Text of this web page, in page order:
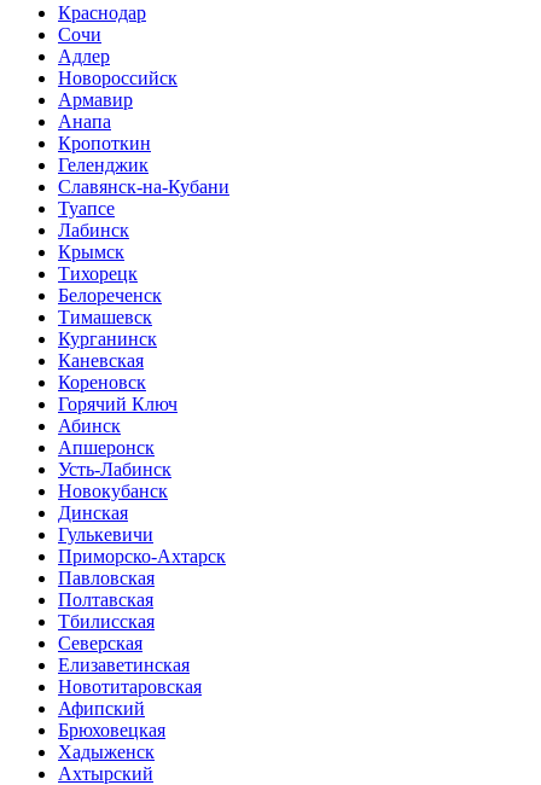
Краснодар
Сочи
Адлер
Новороссийск
Армавир
Анапа
Кропоткин
Геленджик
Славянск-на-Кубани
Туапсе
Лабинск
Крымск
Тихорецк
Белореченск
Тимашевск
Курганинск
Каневская
Кореновск
Горячий Ключ
Абинск
Апшеронск
Усть-Лабинск
Новокубанск
Динская
Гулькевичи
Приморско-Ахтарск
Павловская
Полтавская
Тбилисская
Северская
Елизаветинская
Новотитаровская
Афипский
Брюховецкая
Хадыженск
Ахтырский